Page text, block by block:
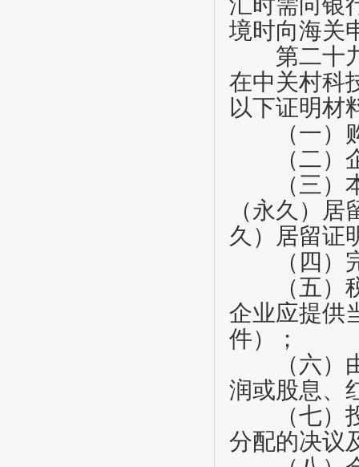
境时向海关
第二十
在中关村科
以下证明材
（一）
（二）企
（三）本
（永久）
久）居留证
（四）完
（五）税
企业应提供
件）；
（六）由
润或股息、
（七）投
分配的决议